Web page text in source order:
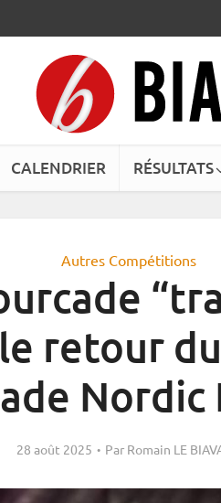
CALENDRIER RÉSULTATS
Autres Compétitions
retour
Nordic
28 août 2025 Par Romain LE